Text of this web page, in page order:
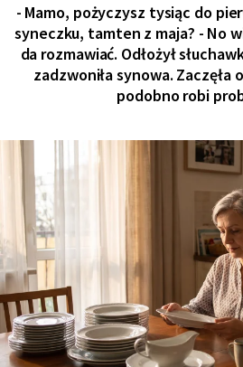
- Mamo, pożyczysz tysiąc do
syneczku, tamten z maja? - No
da rozmawiać. Odłożył
zadzwoniła synowa. Zaczęła
podobno robi